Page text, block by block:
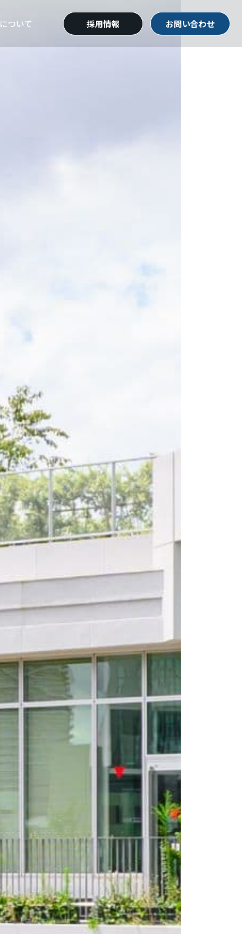
について 採用情報 お問い合わせ